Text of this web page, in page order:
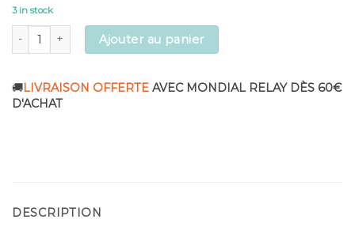
3 in stock
Grand set pour spirales magiques Moulin Roty quantity
Ajouter au panier
🚚LIVRAISON OFFERTE AVEC MONDIAL RELAY DÈS 60€
D'ACHAT
DESCRIPTION